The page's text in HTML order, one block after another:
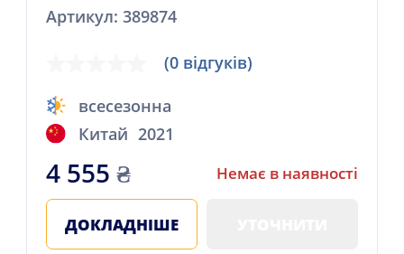
Артикул: 389874
(0 відгуків)
всесезонна
Китай 2021
4 555 ₴ Немає в наявності
ДОКЛАДНІШЕ